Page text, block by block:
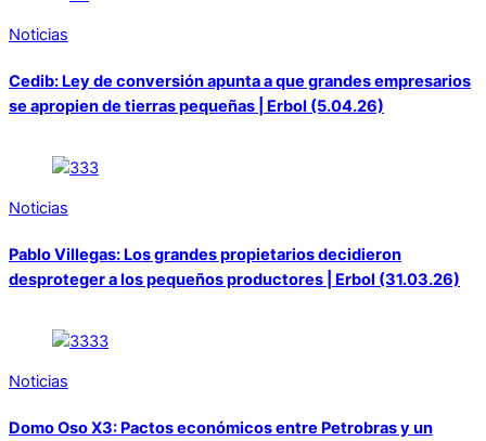
Noticias
Cedib: Ley de conversión apunta a que grandes empresarios
se apropien de tierras pequeñas | Erbol (5.04.26)
Noticias
Pablo Villegas: Los grandes propietarios decidieron
desproteger a los pequeños productores | Erbol (31.03.26)
Noticias
Domo Oso X3: Pactos económicos entre Petrobras y un